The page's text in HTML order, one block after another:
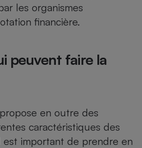
les organismes
financière.
peuvent faire la
en outre des
caractéristiques des
est important de prendre en